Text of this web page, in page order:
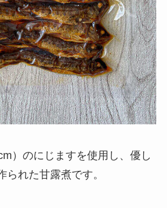
）のにじますを使用し、優し
られた甘露煮です。